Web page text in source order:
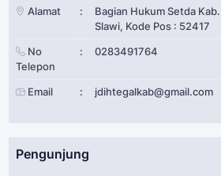
Alamat :
Bagian Hukum Setda
Slawi, Kode Pos : 52417
No
Telepon
: 0283491764
Email : jdihtegalkab@gmail.com
Pengunjung